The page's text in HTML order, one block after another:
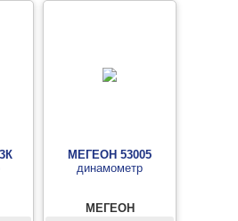
МЕГЕОН 53005
динамометр
МЕГЕОН